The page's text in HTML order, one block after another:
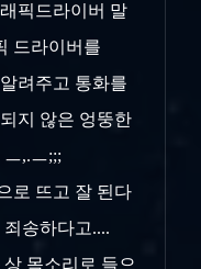
픽드라이버 말
드라이버를
려주고 통화를
지 않은 엉뚱한
,.ㅡ;;;
로 뜨고 잘 된다
송하다고....
목소리로 들으